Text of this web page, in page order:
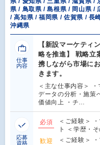
県 / 鳥取県 / 島根県 / 岡山県 /
/ 高知県 / 福岡県 / 佐賀県 / 長
沖縄県
仕事
内容
【新設マーケティ
略を推進】 戦略立
携しながら市場に
きます。
＜主な仕事内容＞
データの分析・施策
価値向上 ・チ…
応募
資格
必須
＜ご経験＞
ト ＜学歴・
歓迎
＜ご経験＞